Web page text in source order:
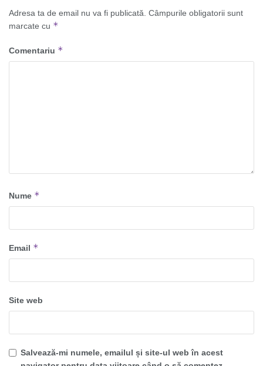
Adresa ta de email nu va fi publicată. Câmpurile obligatorii sunt
marcate cu *
Comentariu *
Nume *
Email *
Site web
Salvează-mi numele, emailul și site-ul web în acest